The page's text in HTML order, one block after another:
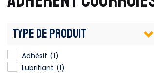
TYPE DE PRODUIT
Adhésif (1)
Lubrifiant (1)